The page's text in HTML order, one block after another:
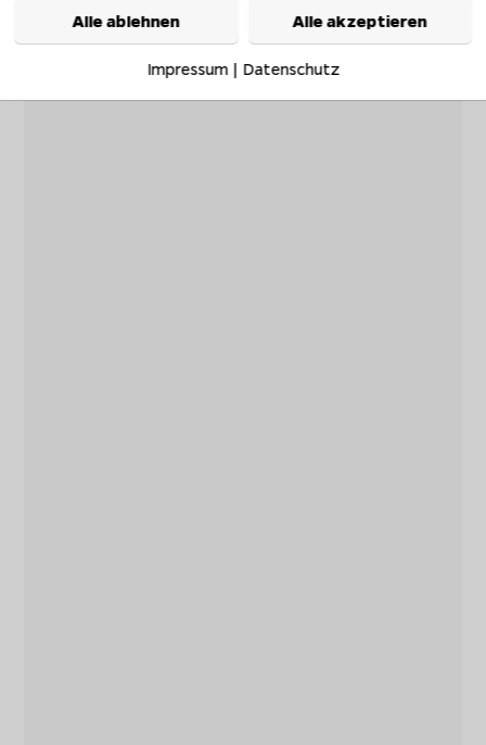
Alle ablehnen Alle akzeptieren
Impressum| Datenschutz